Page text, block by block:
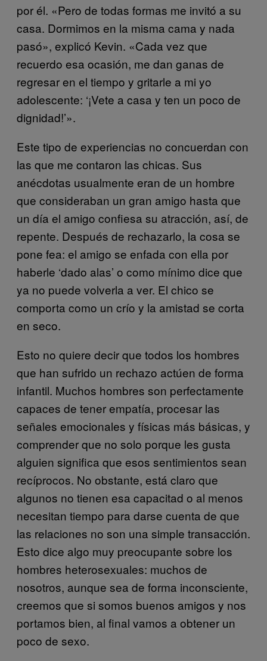
por él. «Pero de todas formas me invitó a su
casa. Dormimos en la misma cama y nada
pasó», explicó Kevin. «Cada vez que
recuerdo esa ocasión, me dan ganas de
regresar en el tiempo y gritarle a mi yo
adolescente: ‘¡Vete a casa y ten un poco de
dignidad!’».
Este tipo de experiencias no concuerdan con
las que me contaron las chicas. Sus
anécdotas usualmente eran de un hombre
que consideraban un gran amigo hasta que
un día el amigo confiesa su atracción, así, de
repente. Después de rechazarlo, la cosa se
pone fea: el amigo se enfada con ella por
haberle ‘dado alas’ o como mínimo dice que
ya no puede volverla a ver. El chico se
comporta como un crío y la amistad se corta
en seco.
Esto no quiere decir que todos los hombres
que han sufrido un rechazo actúen de forma
infantil. Muchos hombres son perfectamente
capaces de tener empatía, procesar las
señales emocionales y físicas más básicas, y
comprender que no solo porque les gusta
alguien significa que esos sentimientos sean
recíprocos. No obstante, está claro que
algunos no tienen esa capacitad o al menos
necesitan tiempo para darse cuenta de que
las relaciones no son una simple transacción.
Esto dice algo muy preocupante sobre los
hombres heterosexuales: muchos de
nosotros, aunque sea de forma inconsciente,
creemos que si somos buenos amigos y nos
portamos bien, al final vamos a obtener un
poco de sexo.